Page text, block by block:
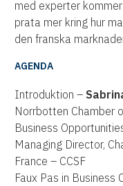
med experter
prata mer kring hur
den franska
AGENDA
Introduktion –
Norrbotten Chamber
Business
Managing Director,
France – CCSF
Faux Pas in